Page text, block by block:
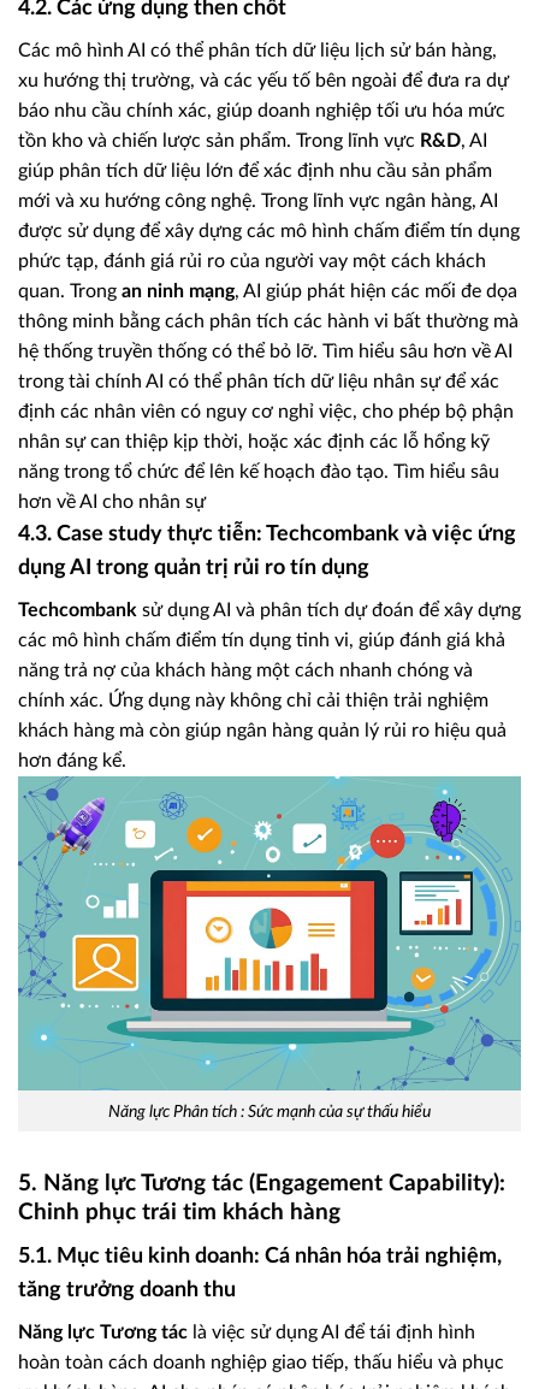
4.2. Các ứng dụng then chốt
Các mô hình AI có thể phân tích dữ liệu lịch sử bán hàng,
xu hướng thị trường, và các yếu tố bên ngoài để đưa ra dự
báo nhu cầu chính xác, giúp doanh nghiệp tối ưu hóa mức
tồn kho và chiến lược sản phẩm. Trong lĩnh vực R&D, AI
giúp phân tích dữ liệu lớn để xác định nhu cầu sản phẩm
mới và xu hướng công nghệ. Trong lĩnh vực ngân hàng, AI
được sử dụng để xây dựng các mô hình chấm điểm tín dụng
phức tạp, đánh giá rủi ro của người vay một cách khách
quan. Trong an ninh mạng, AI giúp phát hiện các mối đe dọa
thông minh bằng cách phân tích các hành vi bất thường mà
hệ thống truyền thống có thể bỏ lỡ. Tìm hiểu sâu hơn về AI
trong tài chính AI có thể phân tích dữ liệu nhân sự để xác
định các nhân viên có nguy cơ nghỉ việc, cho phép bộ phận
nhân sự can thiệp kịp thời, hoặc xác định các lỗ hổng kỹ
năng trong tổ chức để lên kế hoạch đào tạo. Tìm hiểu sâu
hơn về AI cho nhân sự
4.3. Case study thực tiễn: Techcombank và việc ứng
dụng AI trong quản trị rủi ro tín dụng
Techcombank sử dụng AI và phân tích dự đoán để xây dựng
các mô hình chấm điểm tín dụng tinh vi, giúp đánh giá khả
năng trả nợ của khách hàng một cách nhanh chóng và
chính xác. Ứng dụng này không chỉ cải thiện trải nghiệm
khách hàng mà còn giúp ngân hàng quản lý rủi ro hiệu quả
hơn đáng kể.
Năng lực Phân tích : Sức mạnh của sự thấu hiểu
5. Năng lực Tương tác (Engagement Capability):
Chinh phục trái tim khách hàng
5.1. Mục tiêu kinh doanh: Cá nhân hóa trải nghiệm,
tăng trưởng doanh thu
Năng lực Tương tác là việc sử dụng AI để tái định hình
hoàn toàn cách doanh nghiệp giao tiếp, thấu hiểu và phục